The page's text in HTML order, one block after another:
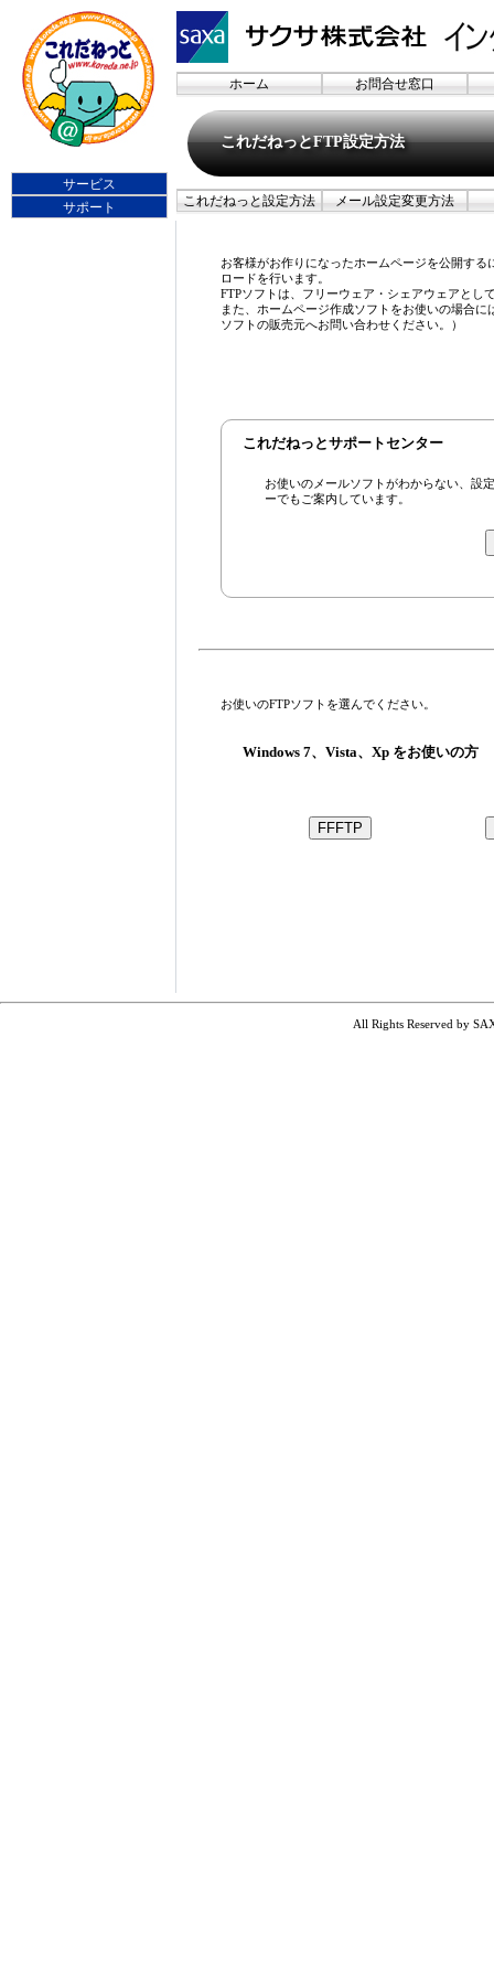
ホーム お問合せ窓口
これだねっとFTP設定方法
これだねっと設定方法 メール設定変更方法
お客様がお作りになったホームページを公開する
ロードを行います。
FTPソフトは、フリーウェア・シェアウェアとし
また、ホームページ作成ソフトをお使いの場合
ソフトの販売元へお問い合わせください。）
これだねっとサポートセンター
お使いのメールソフトがわからない、設
ーでもご案内しています。
お使いのFTPソフトを選んでください。
Windows 7、Vista、Xp をお使いの方
サービス
サポート
All Rights Reserved by